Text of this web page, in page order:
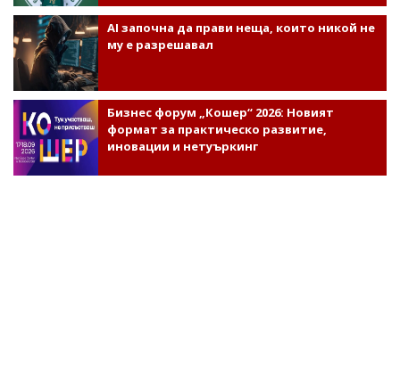
AI започна да прави неща, които никой не
му е разрешавал
Бизнес форум „Кошер“ 2026: Новият
формат за практическо развитие,
иновации и нетуъркинг